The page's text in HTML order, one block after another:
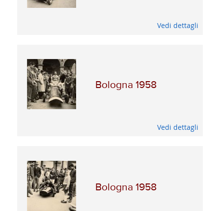
Vedi dettagli
Bologna 1958
Vedi dettagli
Bologna 1958